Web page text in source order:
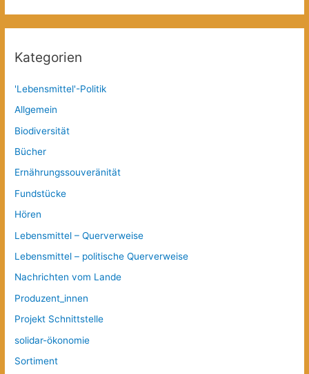
Kategorien
'Lebensmittel'-Politik
Allgemein
Biodiversität
Bücher
Ernährungssouveränität
Fundstücke
Hören
Lebensmittel – Querverweise
Lebensmittel – politische Querverweise
Nachrichten vom Lande
Produzent_innen
Projekt Schnittstelle
solidar-ökonomie
Sortiment